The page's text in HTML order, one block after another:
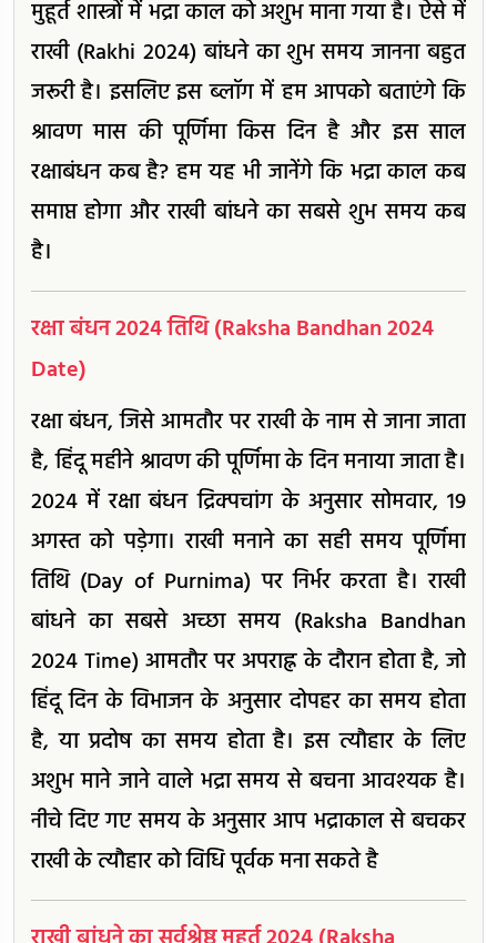
मुहूर्त शास्त्रों में भद्रा काल को अशुभ माना गया है। ऐसे में
राखी (Rakhi 2024) बांधने का शुभ समय जानना बहुत
जरूरी है। इसलिए इस ब्लॉग में हम आपको बताएंगे कि
श्रावण मास की पूर्णिमा किस दिन है और इस साल
रक्षाबंधन कब है? हम यह भी जानेंगे कि भद्रा काल कब
समाप्त होगा और राखी बांधने का सबसे शुभ समय कब
है।
रक्षा बंधन 2024 तिथि (Raksha Bandhan 2024
Date)
रक्षा बंधन, जिसे आमतौर पर राखी के नाम से जाना जाता
है, हिंदू महीने श्रावण की पूर्णिमा के दिन मनाया जाता है।
2024 में रक्षा बंधन द्रिक्पचांग के अनुसार सोमवार, 19
अगस्त को पड़ेगा। राखी मनाने का सही समय पूर्णिमा
तिथि (Day of Purnima) पर निर्भर करता है। राखी
बांधने का सबसे अच्छा समय (Raksha Bandhan
2024 Time) आमतौर पर अपराह्न के दौरान होता है, जो
हिंदू दिन के विभाजन के अनुसार दोपहर का समय होता
है, या प्रदोष का समय होता है। इस त्यौहार के लिए
अशुभ माने जाने वाले भद्रा समय से बचना आवश्यक है।
नीचे दिए गए समय के अनुसार आप भद्राकाल से बचकर
राखी के त्यौहार को विधि पूर्वक मना सकते है